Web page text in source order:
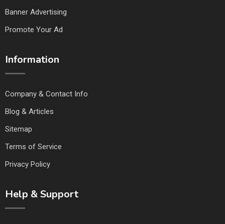
Banner Advertising
Promote Your Ad
Information
Company & Contact Info
Blog & Articles
Sitemap
Terms of Service
Privacy Policy
Help & Support